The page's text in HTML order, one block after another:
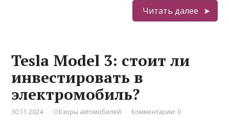
Читать далее
Tesla Model 3: стоит ли
инвестировать в
электромобиль?
30.11.2024 Обзоры автомобилей Комментарии: 0